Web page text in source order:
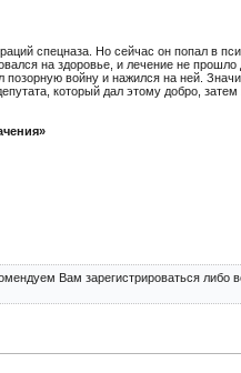
спецназа. Но сейчас он попал в
на здоровье, и лечение не
войну и нажился на ней.
который дал этому добро, затем
Вам зарегистрироваться либо